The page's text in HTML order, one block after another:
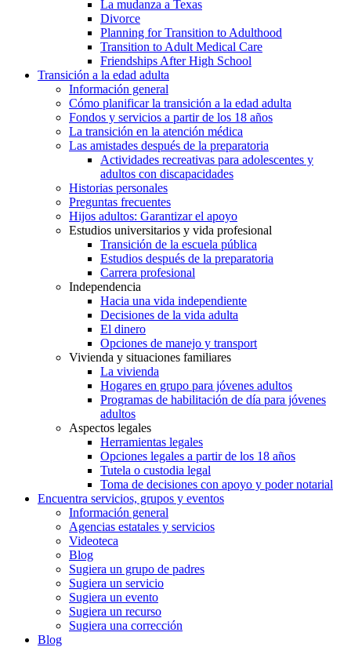
La mudanza a Texas
Divorce
Planning for Transition to Adulthood
Transition to Adult Medical Care
Friendships After High School
Transición a la edad adulta
Información general
Cómo planificar la transición a la edad adulta
Fondos y servicios a partir de los 18 años
La transición en la atención médica
Las amistades después de la preparatoria
Actividades recreativas para adolescentes y
adultos con discapacidades
Historias personales
Preguntas frecuentes
Hijos adultos: Garantizar el apoyo
Estudios universitarios y vida profesional
Transición de la escuela pública
Estudios después de la preparatoria
Carrera profesional
Independencia
Hacia una vida independiente
Decisiones de la vida adulta
El dinero
Opciones de manejo y transport
Vivienda y situaciones familiares
La vivienda
Hogares en grupo para jóvenes adultos
Programas de habilitación de día para jóvenes
adultos
Aspectos legales
Herramientas legales
Opciones legales a partir de los 18 años
Tutela o custodia legal
Toma de decisiones con apoyo y poder notarial
Encuentra servicios, grupos y eventos
Información general
Agencias estatales y servicios
Videoteca
Blog
Sugiera un grupo de padres
Sugiera un servicio
Sugiera un evento
Sugiera un recurso
Sugiera una corrección
Blog